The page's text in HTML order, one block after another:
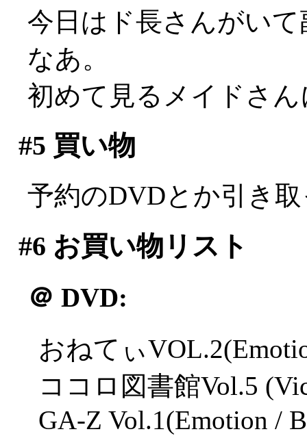
今日はド長さんがい
なあ。
初めて見るメイドさ
#5 買い物
予約のDVDとか引き
#6 お買い物リスト
＠ DVD:
おねてぃ
ココロ図書館Vol.5
GA-Z Vol.1(Emotion /